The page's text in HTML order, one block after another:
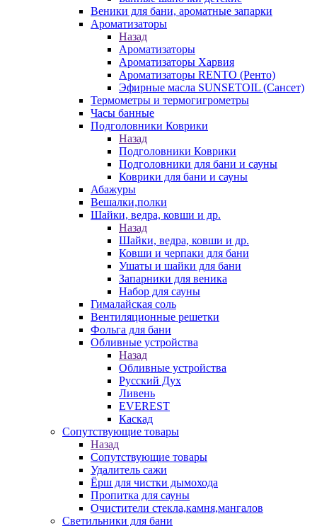
Веники для бани, ароматные запарки
Ароматизаторы
Назад
Ароматизаторы
Ароматизаторы Харвия
Ароматизаторы RENTO (Ренто)
Эфирные масла SUNSETOIL (Сансет)
Термометры и термогигрометры
Часы банные
Подголовники Коврики
Назад
Подголовники Коврики
Подголовники для бани и сауны
Коврики для бани и сауны
Абажуры
Вешалки,полки
Шайки, ведра, ковши и др.
Назад
Шайки, ведра, ковши и др.
Ковши и черпаки для бани
Ушаты и шайки для бани
Запарники для веника
Набор для сауны
Гималайская соль
Вентиляционные решетки
Фольга для бани
Обливные устройства
Назад
Обливные устройства
Русский Дух
Ливень
EVEREST
Каскад
Сопутствующие товары
Назад
Сопутствующие товары
Удалитель сажи
Ёрш для чистки дымохода
Пропитка для сауны
Очистители стекла,камня,мангалов
Светильники для бани